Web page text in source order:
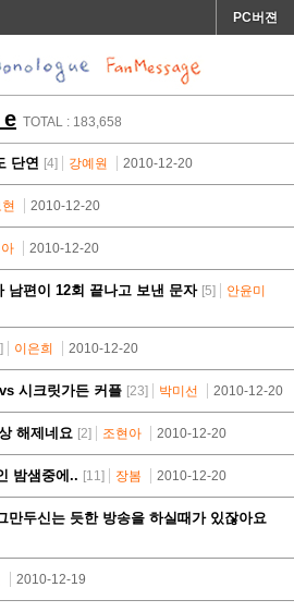
PC버젼
TOTAL : 183,658
단연 [4] 강예원 2010-12-20
2010-12-20
2010-12-20
남편이 12회 끝나고 보낸 문자 [5]
안윤미
이은희 2010-12-20
시크릿가든 커플 [23] 박미선 2010-12-20
해제네요 [2] 조현아 2010-12-20
밤샘중에.. [11] 장봄 2010-12-20
만두신는 듯한 방송을 하실때가 있잖아요
2010-12-19